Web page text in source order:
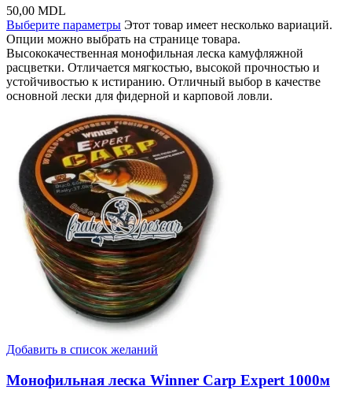
50,00 MDL
Выберите параметры Этот товар имеет несколько вариаций.
Опции можно выбрать на странице товара.
Высококачественная монофильная леска камуфляжной
расцветки. Отличается мягкостью, высокой прочностью и
устойчивостью к истиранию. Отличный выбор в качестве
основной лески для фидерной и карповой ловли.
Добавить в список желаний
Монофильная леска Winner Carp Expert 1000м